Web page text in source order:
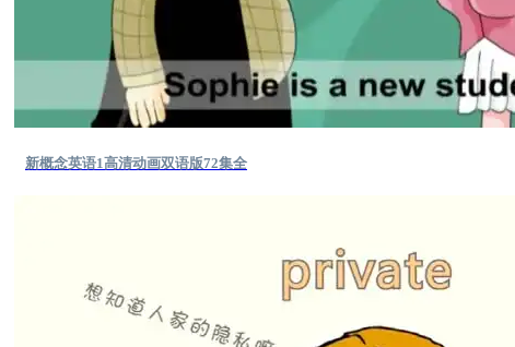
新概念英语1高清动画双语版72集全